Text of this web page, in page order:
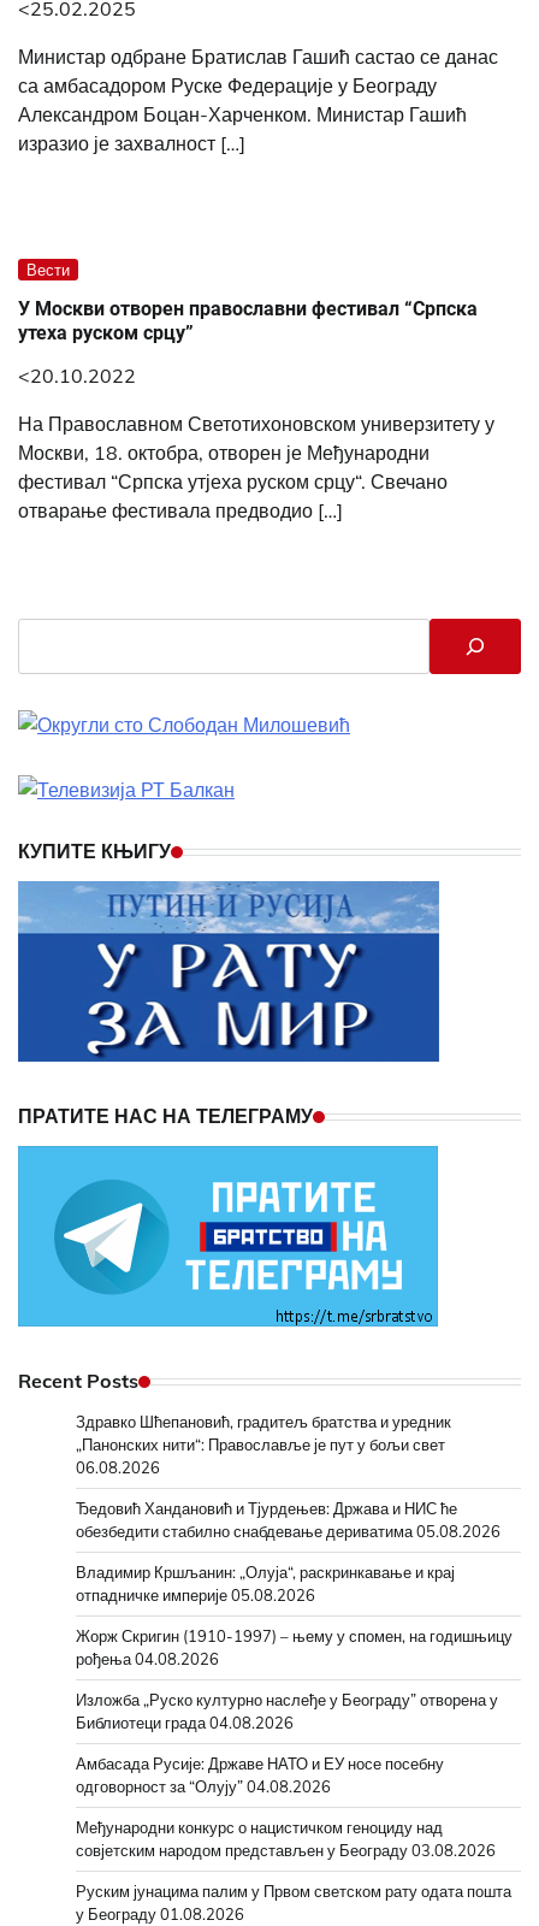
<25.02.2025
Министар одбране Братислав Гашић састао се данас
са амбасадором Руске Федерације у Београду
Александром Боцан-Харченком. Министар Гашић
изразио је захвалност […]
Вести
У Москви отворен православни фестивал “Српска
утеха руском срцу”
<20.10.2022
На Православном Светотихоновском универзитету у
Москви, 18. октобра, отворен је Међународни
фестивал “Српска утјеха руском срцу“. Свечано
отварање фестивала предводио […]
КУПИТЕ КЊИГУ
ПРАТИТЕ НАС НА ТЕЛЕГРАМУ
Recent Posts
Здравко Шћепановић, градитељ братства и уредник
„Панонских нити“: Православље је пут у бољи свет
06.08.2026
Ђедовић Хандановић и Тјурдењев: Држава и НИС ће
обезбедити стабилно снабдевање дериватима05.08.2026
Владимир Кршљанин: „Олуја“, раскринкавање и крај
отпадничке империје05.08.2026
Жорж Скригин (1910-1997) – њему у спомен, на годишњицу
рођења04.08.2026
Изложба „Руско културно наслеђе у Београду” отворена у
Библиотеци града04.08.2026
Амбасада Русије: Државе НАТО и ЕУ носе посебну
одговорност за “Олују”04.08.2026
Међународни конкурс о нацистичком геноциду над
совјетским народом представљен у Београду03.08.2026
Руским јунацима палим у Првом светском рату одата пошта
у Београду01.08.2026